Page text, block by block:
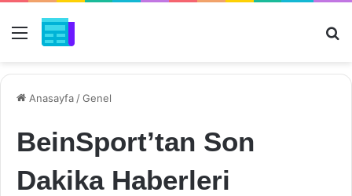
Menü
Anasayfa /Genel
BeinSport’tan Son
Dakika Haberleri